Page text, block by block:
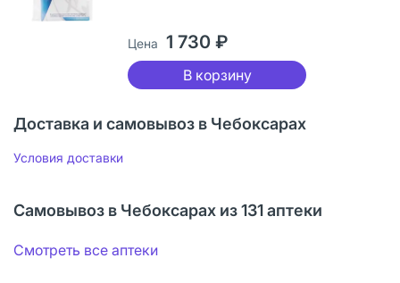
Цена 1 730 ₽
В корзину
Доставка и самовывоз в Чебоксарах
Условия доставки
Самовывоз в Чебоксарах из 131 аптеки
Смотреть все аптеки